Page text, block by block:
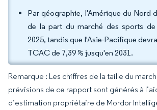
Par géographie, l'Amérique du Nord
de la part du marché des sports de
2025, tandis que l'Asie-Pacifique
TCAC de 7,39 % jusqu'en 2031.
Remarque : Les chiffres de la taille du
prévisions de ce rapport sont générés à
d’estimation propriétaire de Mordor